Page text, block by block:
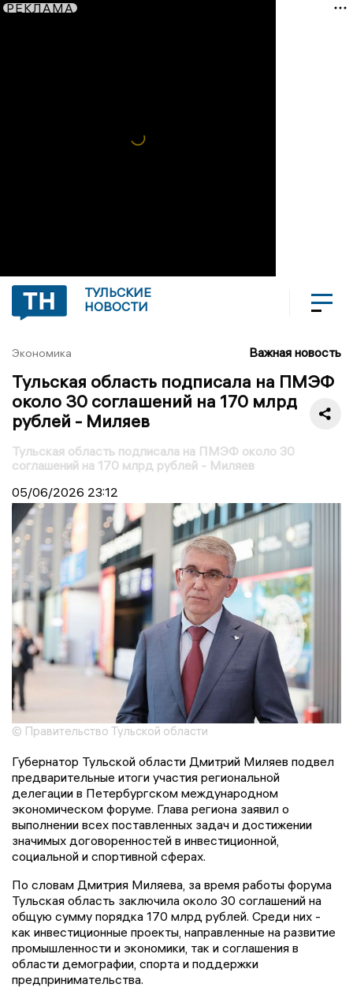
РЕКЛАМА
ТУЛЬСКИЕ
НОВОСТИ
Экономика Важная новость
Тульская область подписала на ПМЭФ
около 30 соглашений на 170 млрд
рублей - Миляев
Тульская область подписала на ПМЭФ около 30
соглашений на 170 млрд рублей - Миляев
05/06/2026 23:12
© Правительство Тульской области
Губернатор Тульской области Дмитрий Миляев подвел
предварительные итоги участия региональной
делегации в Петербургском международном
экономическом форуме. Глава региона заявил о
выполнении всех поставленных задач и достижении
значимых договоренностей в инвестиционной,
социальной и спортивной сферах.
По словам Дмитрия Миляева, за время работы форума
Тульская область заключила около 30 соглашений на
общую сумму порядка 170 млрд рублей. Среди них -
как инвестиционные проекты, направленные на развитие
промышленности и экономики, так и соглашения в
области демографии, спорта и поддержки
предпринимательства.